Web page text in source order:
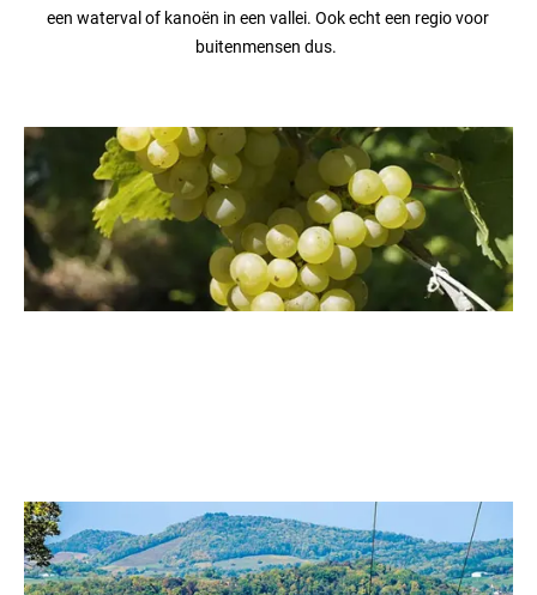
een waterval of kanoën in een vallei. Ook echt een regio voor
buitenmensen dus.